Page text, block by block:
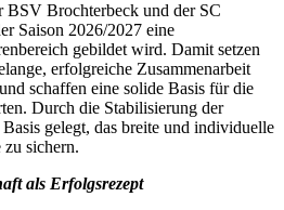
BSV Brochterbeck und der SC
Saison 2026/2027 eine
gebildet wird. Damit setzen
erfolgreiche Zusammenarbeit
schaffen eine solide Basis für die
Durch die Stabilisierung der
gelegt, das breite und individuelle
zu sichern.
als Erfolgsrezept